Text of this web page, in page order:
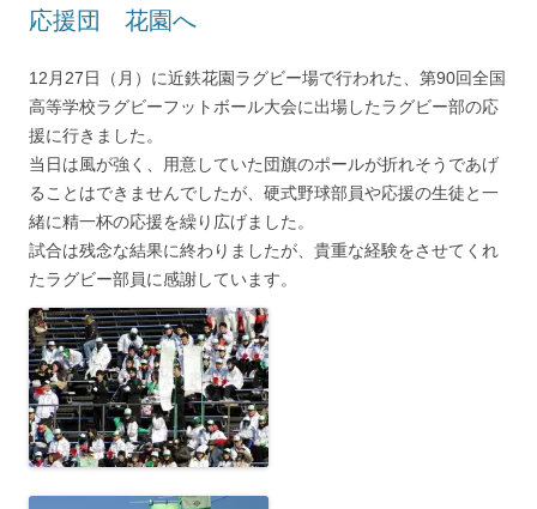
応援団 花園へ
12月27日（月）に近鉄花園ラグビー場で行われた、第90回全国
高等学校ラグビーフットボール大会に出場したラグビー部の応
援に行きました。
当日は風が強く、用意していた団旗のポールが折れそうであげ
ることはできませんでしたが、硬式野球部員や応援の生徒と一
緒に精一杯の応援を繰り広げました。
試合は残念な結果に終わりましたが、貴重な経験をさせてくれ
たラグビー部員に感謝しています。